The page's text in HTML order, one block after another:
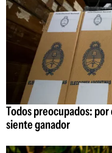
Todos preocupados:
siente ganador